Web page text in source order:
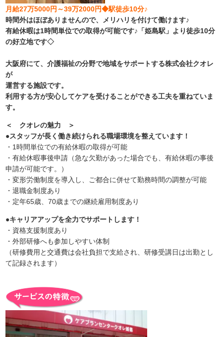
月給27万5000円～39万2000円◆駅徒歩10分♪
時間外はほぼありませんので、メリハリを付けて働けます♪
有給休暇は1時間単位での取得が可能です♪「姫島駅」より徒歩10分
の好立地です◇
大阪府にて、介護福祉の分野で地域をサポートする株式会社クオレ
が
運営する施設です。
利用する方が安心してケアを受けることができる工夫を重ねていま
す。
＜ クオレの魅力 ＞
●スタッフが長く働き続けられる職場環境を整えています！
・1時間単位での有給休暇の取得が可能
・有給休暇事後申請（急な欠勤があった場合でも、有給休暇の事後
申請が可能です。）
・変形労働制度を導入し、ご都合に併せて勤務時間の調整が可能
・退職金制度あり
・定年65歳、70歳までの継続雇用制度あり
●キャリアアップを全力でサポートします！
・資格支援制度あり
・外部研修へも参加しやすい体制
（研修費用と交通費は会社負担で支給され、研修受講日は出勤とし
て記録されます）